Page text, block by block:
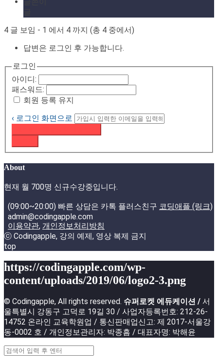
4 글 보임 - 1 에서 4 까지 (총 4 중에서)
답변은 로그인 후 가능합니다.
로그인
아이디:
패스워드:
회원 등록 유지
‹ 로그인 화면으로
About
현재 월 700명 신규수강중입니다.
(09:00~20:00) 빠른 상담은 카톡 플러스친구 코딩애플 (링크)
admin@codingapple.com
이용약관, 개인정보처리방침
ⓒ Codingapple, 강의 예제, 영상 복제 금지
top
https://codingapple.com/wp-
content/uploads/2019/06/logo2-3.png
© Codingapple, All rights reserved. 슈퍼로켓 에듀케이션 / 서
울특별시 강동구 고덕로 19길 30 / 사업자등록번호: 212-26-
14752 온라인 교육학원업 / 통신판매업신고: 제 2017-서울강
동-0002 호 / 개인정보관리자: 박종흠 / 대표자명: 박해윤